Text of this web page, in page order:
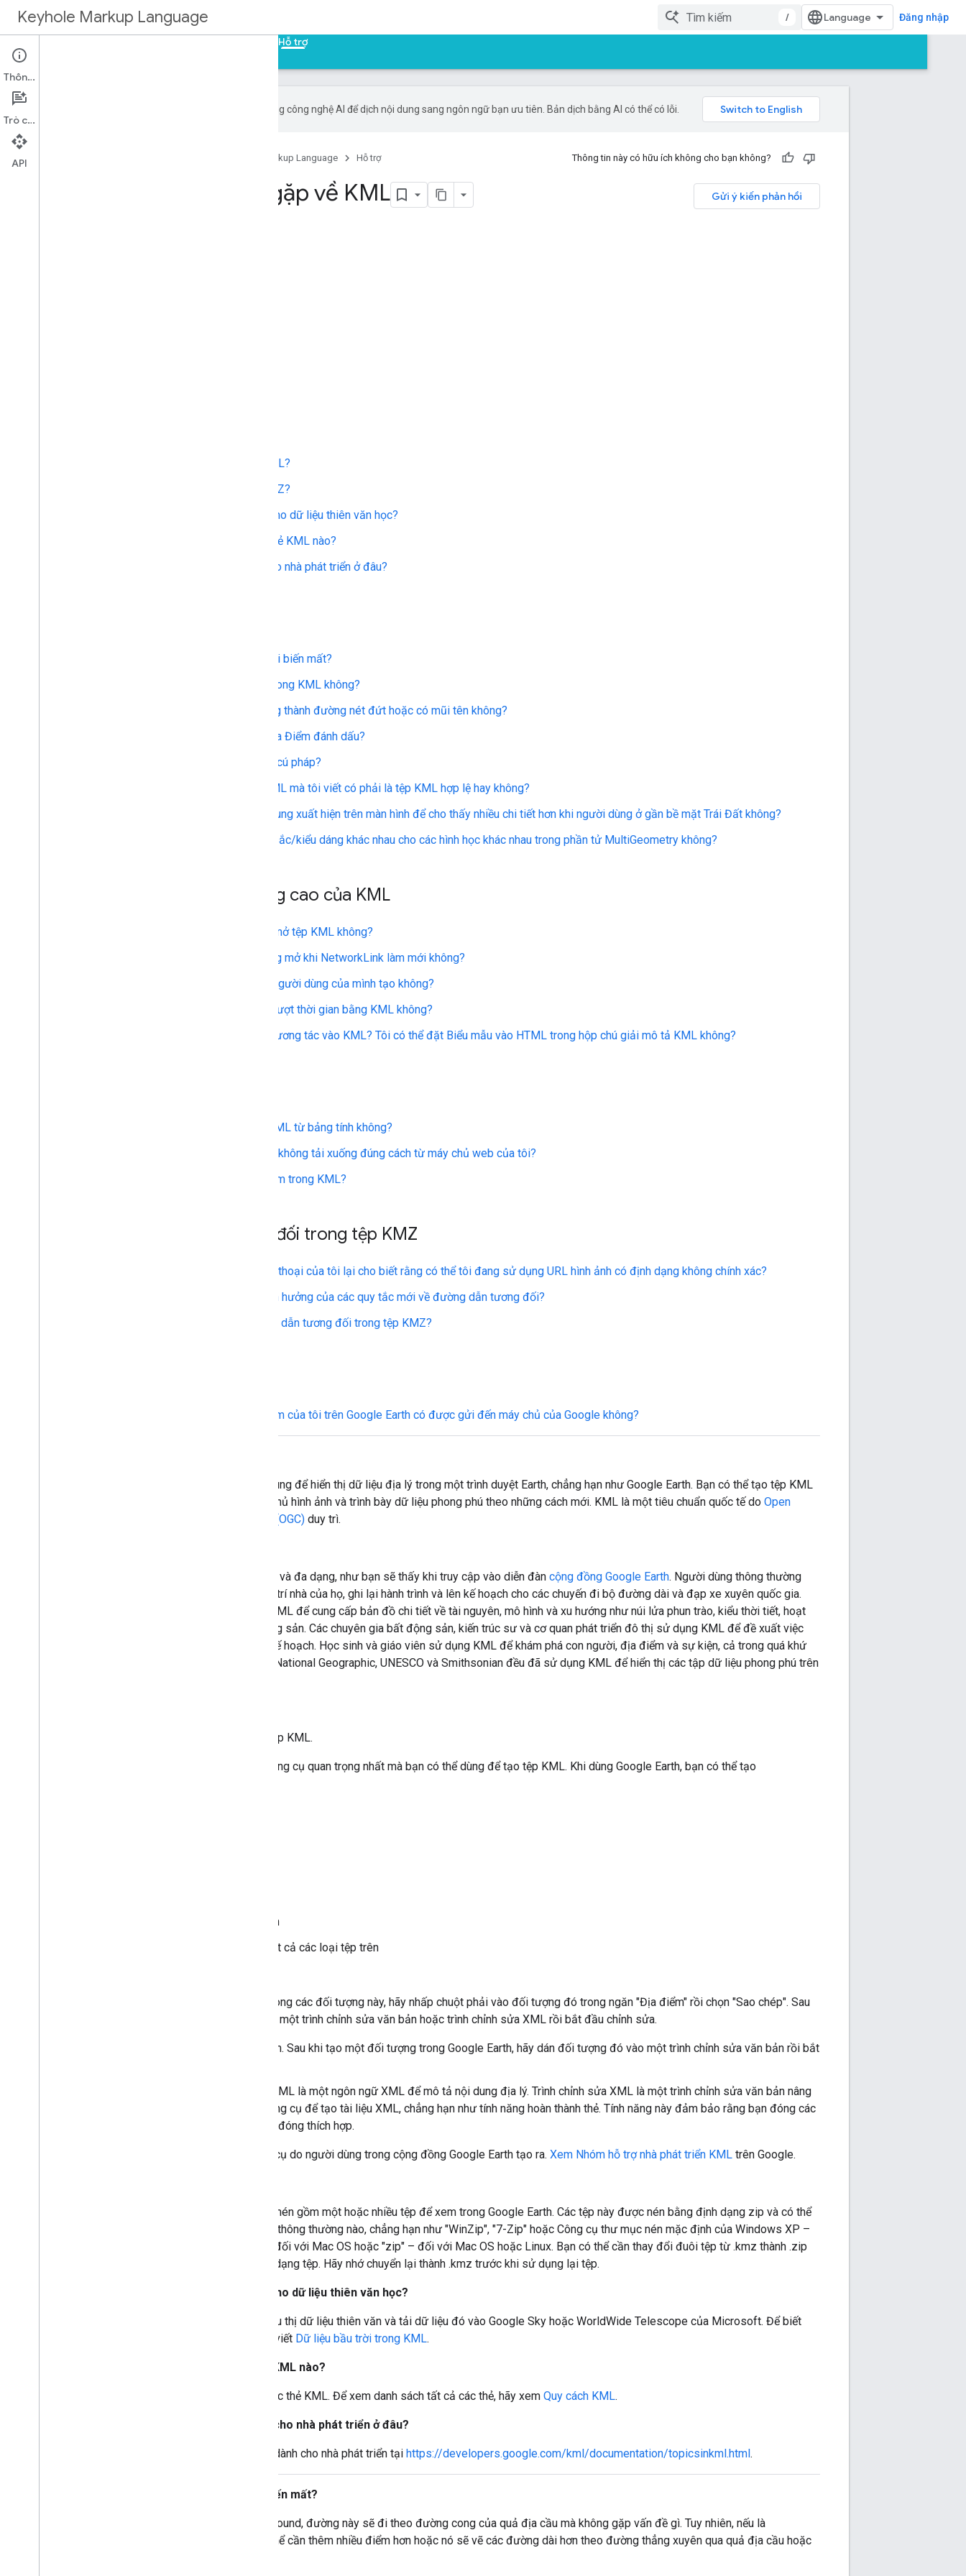
Keyhole Markup Language / Đăng nhập
Hỗ trợ
Google sử dụng công nghệ AI để dịch nội dung sang ngôn ngữ bạn ưu tiên. Bản dịch bằng AI có thể có lỗi.
Keyhole Markup Language Hỗ trợ Thông tin này có hữu ích không cho bạn không?
Gửi ý kiến phản hồi
Câu hỏi thường gặp về KML
Làm cách nào để tạo tệp KML?
Làm cách nào để mở tệp KMZ?
Làm cách nào để tạo KML cho dữ liệu thiên văn học?
Google Earth hỗ trợ những thẻ KML nào?
Tôi có thể tìm Hướng dẫn cho nhà phát triển ở đâu?
Tại sao các đường kẻ của tôi biến mất?
Tôi có thể vẽ một hình tròn trong KML không?
Tôi có thể thay đổi LineString thành đường nét đứt hoặc có mũi tên không?
Làm cách nào để ẩn nhãn của Điểm đánh dấu?
Tại sao tôi gặp lỗi phân tích cú pháp?
Làm cách nào để biết tệp KML mà tôi viết có phải là tệp KML hợp lệ hay không?
Có cách nào kiểm soát nội dung xuất hiện trên màn hình để cho thấy nhiều chi tiết hơn khi người dùng ở gần bề mặt Trái Đất không?
Tôi có thể chỉ định các màu sắc/kiểu dáng khác nhau cho các hình học khác nhau trong phần tử MultiGeometry không?
Các tính năng nâng cao của KML
Tôi có thể mở một bóng khi mở tệp KML không?
Tôi có thể giữ một bong bóng mở khi NetworkLink làm mới không?
Tôi có thể xem tệp KML do người dùng của mình tạo không?
Tôi có thể điều khiển thanh trượt thời gian bằng KML không?
Làm cách nào để thêm tính tương tác vào KML? Tôi có thể đặt Biểu mẫu vào HTML trong hộp chú giải mô tả KML không?
Tôi có thể tự động tạo tệp KML từ bảng tính không?
Tại sao các tệp KML của tôi không tải xuống đúng cách từ máy chủ web của tôi?
Làm cách nào để đặt webcam trong KML?
Đường dẫn tương đối trong tệp KMZ
Tại sao nội dung trong bóng thoại của tôi lại cho biết rằng có thể tôi đang sử dụng URL hình ảnh có định dạng không chính xác?
Những nội dung nào chịu ảnh hưởng của các quy tắc mới về đường dẫn tương đối?
Làm cách nào để sửa đường dẫn tương đối trong tệp KMZ?
Tệp KML trong phần Địa điểm của tôi trên Google Earth có được gửi đến máy chủ của Google không?
KML là một định dạng tệp dùng để hiển thị dữ liệu địa lý trong một trình duyệt Earth, chẳng hạn như Google Earth. Bạn có thể tạo tệp KML
để xác định vị trí, thêm lớp phủ hình ảnh và trình bày dữ liệu phong phú theo những cách mới. KML là một tiêu chuẩn quốc tế do Open
Geospatial Consortium, Inc. (OGC) duy trì.
Cộng đồng KML rất rộng lớn và đa dạng, như bạn sẽ thấy khi truy cập vào diễn đàn cộng đồng Google Earth. Người dùng thông thường
tạo tệp KML để đánh dấu vị trí nhà của họ, ghi lại hành trình và lên kế hoạch cho các chuyến đi bộ đường dài và đạp xe xuyên quốc gia.
Các nhà khoa học sử dụng KML để cung cấp bản đồ chi tiết về tài nguyên, mô hình và xu hướng như núi lửa phun trào, kiểu thời tiết, hoạt
động động đất và mỏ khoáng sản. Các chuyên gia bất động sản, kiến trúc sư và cơ quan phát triển đô thị sử dụng KML để đề xuất việc
xây dựng và hình dung các kế hoạch. Học sinh và giáo viên sử dụng KML để khám phá con người, địa điểm và sự kiện, cả trong quá khứ
và hiện tại. Các tổ chức như National Geographic, UNESCO và Smithsonian đều đã sử dụng KML để hiển thị các tập dữ liệu phong phú trên
Có 3 công cụ chính để tạo tệp KML.
Google Earth Đây là công cụ quan trọng nhất mà bạn có thể dùng để tạo tệp KML. Khi dùng Google Earth, bạn có thể tạo
Mô hình địa điểm
Thư mục chứa tất cả các loại tệp trên
Sau khi bạn tạo một trong các đối tượng này, hãy nhấp chuột phải vào đối tượng đó trong ngăn "Địa điểm" rồi chọn "Sao chép". Sau
đó, bạn có thể dán vào một trình chỉnh sửa văn bản hoặc trình chỉnh sửa XML rồi bắt đầu chỉnh sửa.
Trình chỉnh sửa văn bản. Sau khi tạo một đối tượng trong Google Earth, hãy dán đối tượng đó vào một trình chỉnh sửa văn bản rồi bắt
Trình chỉnh sửa XML. KML là một ngôn ngữ XML để mô tả nội dung địa lý. Trình chỉnh sửa XML là một trình chỉnh sửa văn bản nâng
cao cung cấp nhiều công cụ để tạo tài liệu XML, chẳng hạn như tính năng hoàn thành thẻ. Tính năng này đảm bảo rằng bạn đóng các
phần tử KML bằng thẻ đóng thích hợp.
Ngoài ra, còn có nhiều công cụ do người dùng trong cộng đồng Google Earth tạo ra. Xem Nhóm hỗ trợ nhà phát triển KML trên Google.
Tệp KMZ là một bộ sưu tập nén gồm một hoặc nhiều tệp để xem trong Google Earth. Các tệp này được nén bằng định dạng zip và có thể
mở bằng bất kỳ công cụ zip thông thường nào, chẳng hạn như "WinZip", "7-Zip" hoặc Công cụ thư mục nén mặc định của Windows XP –
đối với Windows, "Stuffit" – đối với Mac OS hoặc "zip" – đối với Mac OS hoặc Linux. Bạn có thể cần thay đổi đuôi tệp từ .kmz thành .zip
để công cụ nén có thể nhận dạng tệp. Hãy nhớ chuyển lại thành .kmz trước khi sử dụng lại tệp.
Làm cách nào để tạo tệp KML cho dữ liệu thiên văn học?
Bạn có thể dùng KML để biểu thị dữ liệu thiên văn và tải dữ liệu đó vào Google Sky hoặc WorldWide Telescope của Microsoft. Để biết
thêm thông tin, hãy xem bài viết Dữ liệu bầu trời trong KML.
Google Earth hỗ trợ những thẻ KML nào?
Google Earth hỗ trợ tất cả các thẻ KML. Để xem danh sách tất cả các thẻ, hãy xem Quy cách KML.
Tôi có thể tìm Hướng dẫn dành cho nhà phát triển ở đâu?
Bạn có thể xem Hướng dẫn dành cho nhà phát triển tại https://developers.google.com/kml/documentation/topicsinkml.html.
Tại sao các đường kẻ của tôi biến mất?
Khi LineString có clampToGround, đường này sẽ đi theo đường cong của quả địa cầu mà không gặp vấn đề gì. Tuy nhiên, nếu là
"relativeToGround", bạn có thể cần thêm nhiều điểm hơn hoặc nó sẽ vẽ các đường dài hơn theo đường thẳng xuyên qua quả địa cầu hoặc
Thông tin
Trò chuyện
API